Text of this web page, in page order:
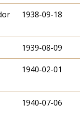
1938-09-18
1939-08-09
1940-02-01
1940-07-06